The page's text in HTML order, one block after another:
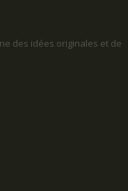
des idées originales et de